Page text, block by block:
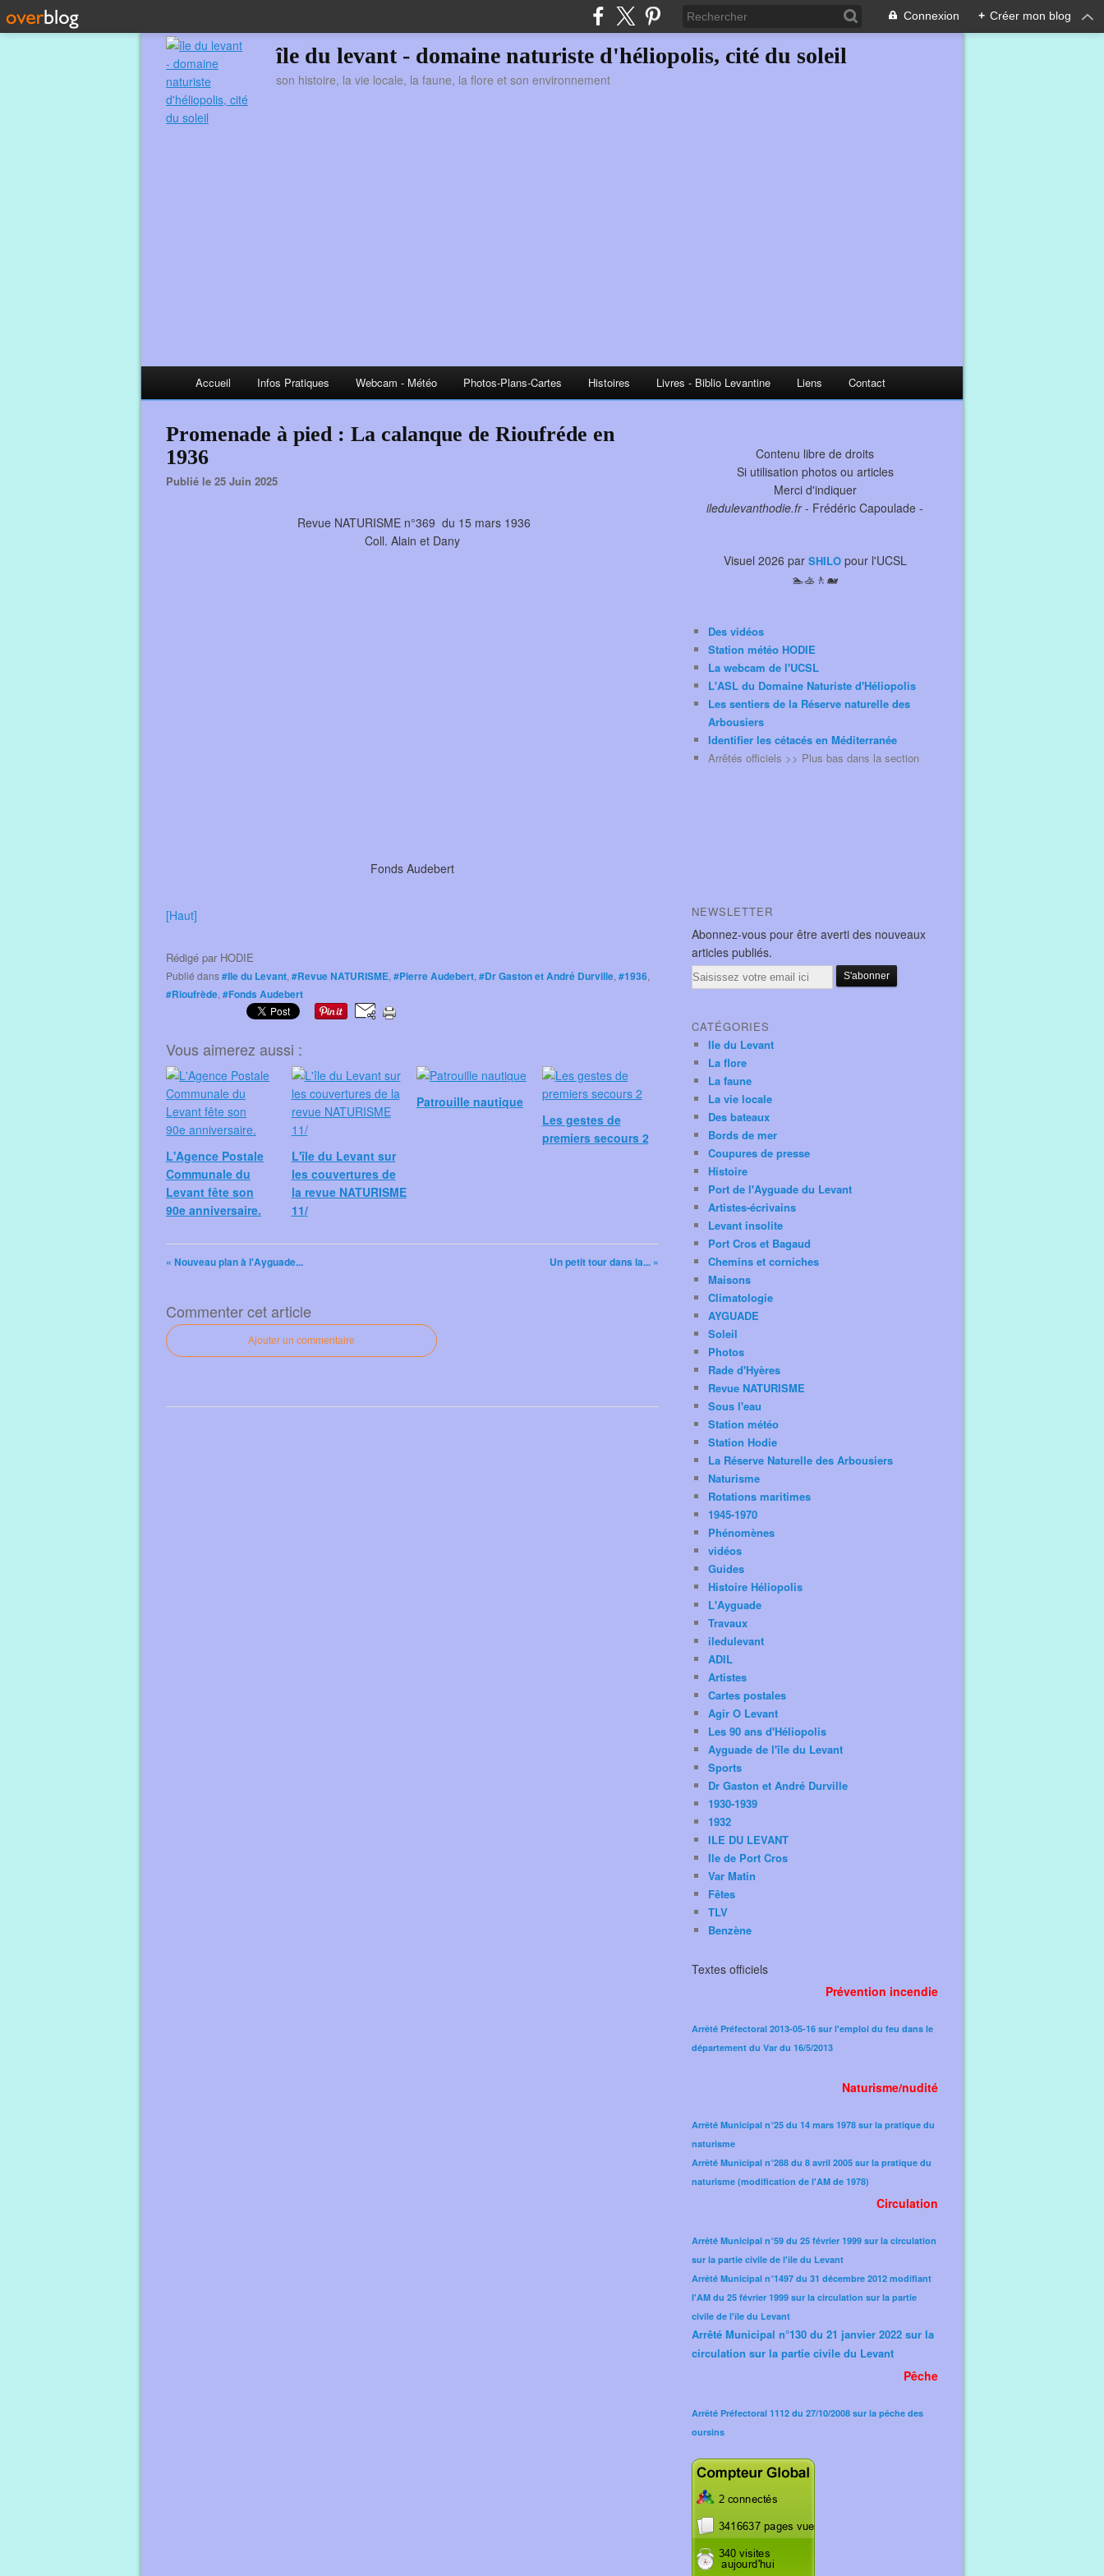
Connexion + Créer mon blog
île du levant - domaine naturiste d'héliopolis, cité du soleil
son histoire, la vie locale, la faune, la flore et son environnement
Accueil Infos Pratiques Webcam - Météo Photos-Plans-Cartes Histoires Livres - Biblio Levantine Liens Contact
Promenade à pied : La calanque de Rioufréde en
1936
Publié le 25 Juin 2025
Revue NATURISME n°369 du 15 mars 1936
Coll. Alain et Dany
Fonds Audebert
[Haut]
Rédigé par HODIE
Publié dans#Ile du Levant, #Revue NATURISME, #Pierre Audebert, #Dr Gaston et André Durville, #1936,
#Rioufrède, #Fonds Audebert
Vous aimerez aussi :
L'Agence Postale
Communale du
Levant fête son
90e anniversaire.
L'île du Levant sur
les couvertures de
la revue NATURISME
11/
Patrouille nautique
Les gestes de
premiers secours 2
« Nouveau plan à l'Ayguade... Un petit tour dans la... »
Commenter cet article
Ajouter un commentaire
Contenu libre de droits
Si utilisation photos ou articles
Merci d'indiquer
iledulevanthodie.fr- Frédéric Capoulade -
Visuel 2026 par SHILOpour l'UCSL
🏊🚣🚶🐋
Des vidéos
Station météo HODIE
La webcam de l'UCSL
L'ASL du Domaine Naturiste d'Héliopolis
Les sentiers de la Réserve naturelle des
Arbousiers
Identifier les cétacés en Méditerranée
Arrêtés officiels >> Plus bas dans la section
NEWSLETTER
Abonnez-vous pour être averti des nouveaux
articles publiés.
Email
CATÉGORIES
Ile du Levant
La flore
La faune
La vie locale
Des bateaux
Bords de mer
Coupures de presse
Histoire
Port de l'Ayguade du Levant
Artistes-écrivains
Levant insolite
Port Cros et Bagaud
Chemins et corniches
Maisons
Climatologie
AYGUADE
Soleil
Photos
Rade d'Hyères
Revue NATURISME
Sous l'eau
Station météo
Station Hodie
La Réserve Naturelle des Arbousiers
Naturisme
Rotations maritimes
1945-1970
Phénomènes
vidéos
Guides
Histoire Héliopolis
L'Ayguade
Travaux
iledulevant
ADIL
Artistes
Cartes postales
Agir O Levant
Les 90 ans d'Héliopolis
Ayguade de l'île du Levant
Sports
Dr Gaston et André Durville
1930-1939
1932
ILE DU LEVANT
Ile de Port Cros
Var Matin
Fêtes
TLV
Benzène
Textes officiels
Prévention incendie
Arrêté Préfectoral 2013-05-16 sur l'emploi du feu dans le
département du Var du 16/5/2013
Naturisme/nudité
Arrêté Municipal n°25 du 14 mars 1978 sur la pratique du
naturisme
Arrêté Municipal n°288 du 8 avril 2005 sur la pratique du
naturisme (modification de l'AM de 1978)​
Circulation
Arrêté Municipal n°59 du 25 février 1999 sur la circulation
sur la partie civile de l'île du Levant
Arrêté Municipal n°1497 du 31 décembre 2012 modifiant
l'AM du 25 février 1999 sur la circulation sur la partie
civile de l'île du Levant
Arrêté Municipal n°130 du 21 janvier 2022 sur la
circulation sur la partie civile du Levant
Pêche
Arrêté Préfectoral 1112 du 27/10/2008 sur la pêche des
oursins